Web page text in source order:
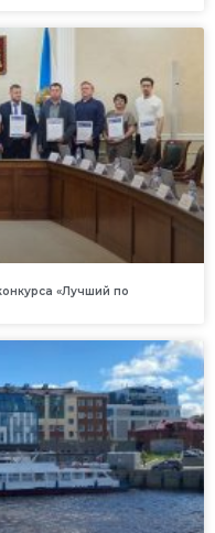
«Лучший по